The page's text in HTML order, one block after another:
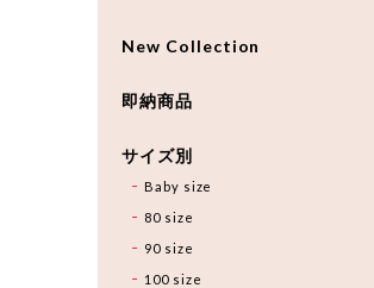
New Collection
即納商品
サイズ別
Baby size
80 size
90 size
100 size